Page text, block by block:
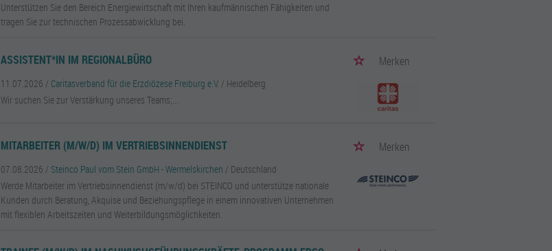
Unterstützen Sie den Bereich Energiewirtschaft mit Ihren kaufmännischen Fähigkeiten und
tragen Sie zur technischen Prozessabwicklung bei.
ASSISTENT*IN IM REGIONALBÜRO Merken
11.07.2026 / Caritasverband für die Erzdiözese Freiburg e.V. / Heidelberg
Wir suchen Sie zur Verstärkung unseres Teams;...
MITARBEITER (M/W/D) IM VERTRIEBSINNENDIENST Merken
07.08.2026 / Steinco Paul vom Stein GmbH - Wermelskirchen / Deutschland
Werde Mitarbeiter im Vertriebsinnendienst (m/w/d) bei STEINCO und unterstütze nationale
Kunden durch Beratung, Akquise und Beziehungspflege in einem innovativen Unternehmen
mit flexiblen Arbeitszeiten und Weiterbildungsmöglichkeiten.